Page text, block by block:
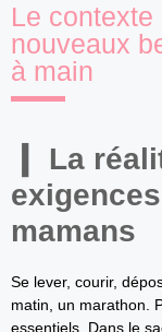
Le
nouveaux
à main
La
mamans
Se lever, courir,
matin, un marathon.
essentiels. Dans le